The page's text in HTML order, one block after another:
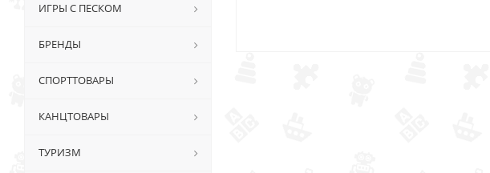
ИГРЫ С ПЕСКОМ
БРЕНДЫ
СПОРТТОВАРЫ
КАНЦТОВАРЫ
ТУРИЗМ